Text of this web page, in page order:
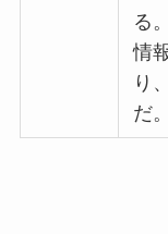
る
情
り
だ。